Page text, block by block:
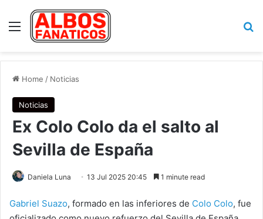
Menu
Home / Noticias
Noticias
Ex Colo Colo da el salto al
Sevilla de España
Daniela Luna 13 Jul 2025 20:45 1 minute read
Gabriel Suazo, formado en las inferiores de Colo Colo, fue